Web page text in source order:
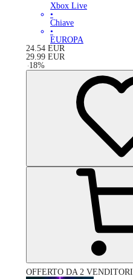
Xbox Live
•
Chiave
•
EUROPA
24.54 EUR
29.99 EUR
-18%
OFFERTO DA 2 VENDITORI